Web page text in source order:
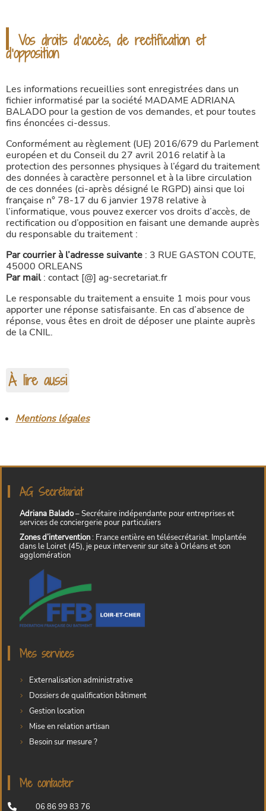
Vos droits d’accès, de rectification et
d’opposition
Les informations recueillies sont enregistrées dans un
fichier informatisé par la société MADAME ADRIANA
BALADO pour la gestion de vos demandes, et pour toutes
fins énoncées ci-dessus.
Conformément au règlement (UE) 2016/679 du Parlement
européen et du Conseil du 27 avril 2016 relatif à la
protection des personnes physiques à l’égard du traitement
des données à caractère personnel et à la libre circulation
de ces données (ci-après désigné le RGPD) ainsi que loi
française n° 78-17 du 6 janvier 1978 relative à
l’informatique, vous pouvez exercer vos droits d’accès, de
rectification ou d’opposition en faisant une demande auprès
du responsable du traitement :
Par courrier à l’adresse suivante : 3 RUE GASTON COUTE,
45000 ORLEANS
Par mail: contact [@] ag-secretariat.fr
Le responsable du traitement a ensuite 1 mois pour vous
apporter une réponse satisfaisante. En cas d’absence de
réponse, vous êtes en droit de déposer une plainte auprès
de la CNIL.
À lire aussi
Mentions légales
AG Secrétariat
Adriana Balado– Secrétaire indépendante pour entreprises et
services de conciergerie pour particuliers
Zones d’intervention: France entière en télésecrétariat. Implantée
dans le Loiret (45), je peux intervenir sur site à Orléans et son
agglomération
Mes services
Externalisation administrative
Dossiers de qualification bâtiment
Gestion location
Mise en relation artisan
Besoin sur mesure ?
Me contacter
 06 86 99 83 76